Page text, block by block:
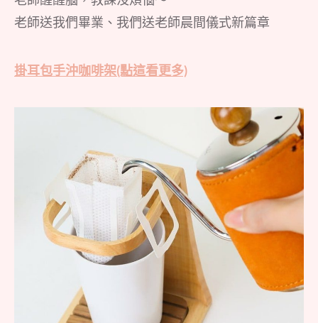
老師送我們畢業、我們送老師晨間儀式新篇章
掛耳包手沖咖啡架(點這看更多)